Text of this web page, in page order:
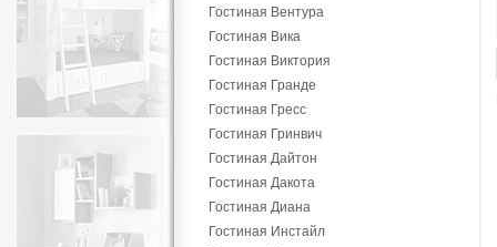
Гостиная Вентура
Гостиная Вика
Гостиная Виктория
Гостиная Гранде
Гостиная Гресс
Гостиная Гринвич
Гостиная Дайтон
Гостиная Дакота
Гостиная Диана
Гостиная Инстайл